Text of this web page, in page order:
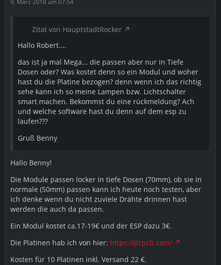
9. März 2018 um 07:54
Zitat von HauptstadtRocker
Hallo Robert....
das ist ja mal Mega... die passen aber nur in Tiefe
Dosen oder? Was kostet denn so ein Modul und woher
hast du die Platine bezogen? denn wenn ich das richtig
sehe kann ich so meine Lampen bzw. Lichtschalter
smart machen. Bekommst du eine rückmeldung? Ach
und welche software hast du denn auf dem esp zu
laufen???
Gruß Benny
Hallo Benny!
Die Module passen locker in tiefe Dosen (70mm), ob sie in
normale (50mm) passen kann ich heute noch testen, aber
ich denke wenn du nicht zuviele Drähte drinnen hast
werden die auch da passen.
Ein Modul kostet ca.17-19€ und der ESP dazu 3€.
Die Platinen hab ich von hier: https://jlcpcb.com/
Kosten für 10 Platinen inkl. Versand 22 €.